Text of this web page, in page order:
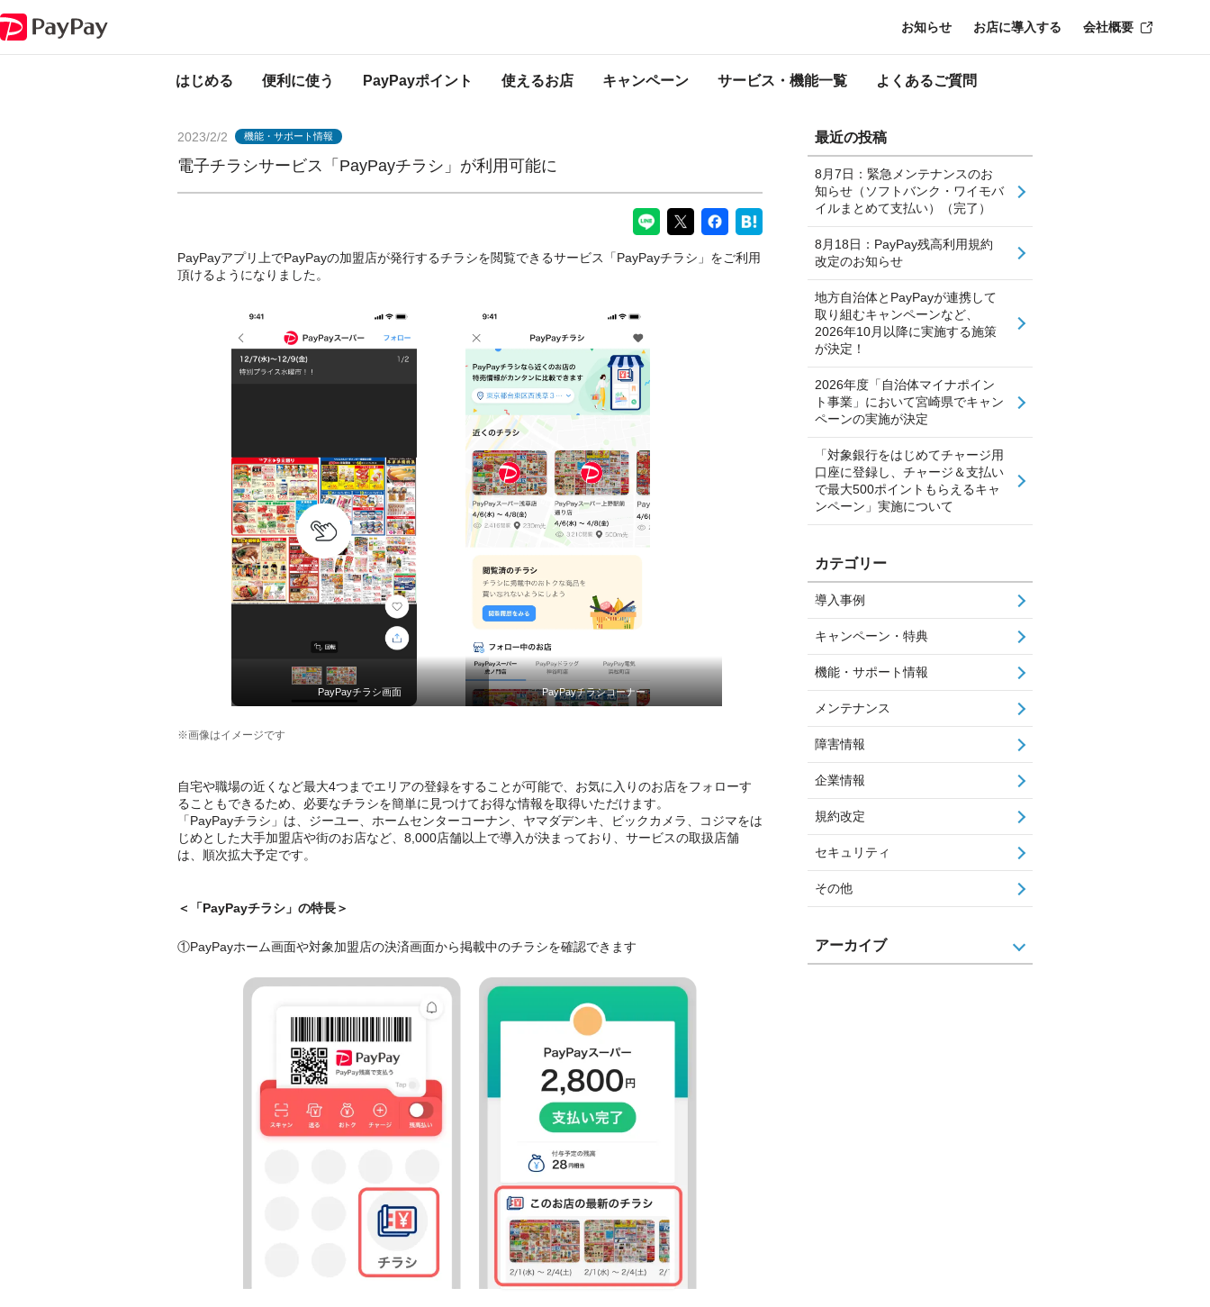
はじめる 便利に使う PayPayポイント 使えるお店 キャンペーン サービス・機能一覧 よくあるご質問
お知らせ お店に導入する 会社概要
PayPayからのお知らせ
2023/2/2 機能・サポート情報
電子チラシサービス「PayPayチラシ」が利用可能に
PayPayアプリ上でPayPayの加盟店が発行するチラシを閲覧できるサービス「PayPayチラシ」をご利用
頂けるようになりました。
PayPayチラシ画面 PayPayチラシコーナー
※画像はイメージです
自宅や職場の近くなど最大4つまでエリアの登録をすることが可能で、お気に入りのお店をフォローす
ることもできるため、必要なチラシを簡単に見つけてお得な情報を取得いただけます。
「PayPayチラシ」は、ジーユー、ホームセンターコーナン、ヤマダデンキ、ビックカメラ、コジマをは
じめとした大手加盟店や街のお店など、8,000店舗以上で導入が決まっており、サービスの取扱店舗
は、順次拡大予定です。
＜「PayPayチラシ」の特長＞
①PayPayホーム画面や対象加盟店の決済画面から掲載中のチラシを確認できます
最近の投稿
8月7日：緊急メンテナンスのお
知らせ（ソフトバンク・ワイモバ
イルまとめて支払い）（完了）
8月18日：PayPay残高利用規約
改定のお知らせ
地方自治体とPayPayが連携して
取り組むキャンペーンなど、
2026年10月以降に実施する施策
が決定！
2026年度「自治体マイナポイン
ト事業」において宮崎県でキャン
ペーンの実施が決定
「対象銀行をはじめてチャージ用
口座に登録し、チャージ＆支払い
で最大500ポイントもらえるキャ
ンペーン」実施について
カテゴリー
導入事例
キャンペーン・特典
機能・サポート情報
メンテナンス
障害情報
企業情報
規約改定
セキュリティ
その他
アーカイブ